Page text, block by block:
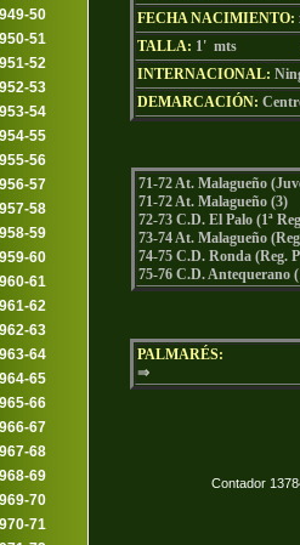
50
51
52
53
54
55
56
57
58
59
60
61
62
63
64
65
66
67
68
69
70
71
FECHA NACIMIENTO:
TALLA: 1' mts
INTERNACIONAL:
DEMARCACIÓN:
71-72 At. Malagueño
71-72 At. Malagueño (3)
72-73 C.D. El Palo (1ª
73-74 At. Malagueño
74-75 C.D. Ronda (Reg.
75-76 C.D. Antequerano
PALMARÉS:
⇒
Contador